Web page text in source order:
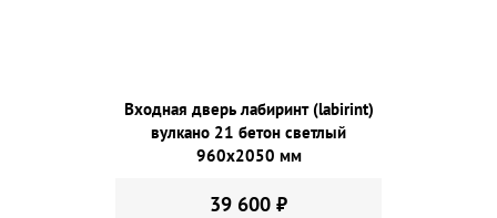
Входная дверь лабиринт (labirint)
вулкано 21 бетон светлый
960х2050 мм
39 600 ₽